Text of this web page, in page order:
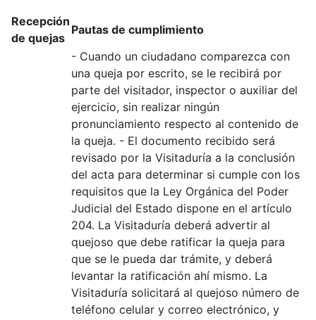
Recepción
de quejas
Pautas de cumplimiento
- Cuando un ciudadano comparezca con
una queja por escrito, se le recibirá por
parte del visitador, inspector o auxiliar del
ejercicio, sin realizar ningún
pronunciamiento respecto al contenido de
la queja. - El documento recibido será
revisado por la Visitaduría a la conclusión
del acta para determinar si cumple con los
requisitos que la Ley Orgánica del Poder
Judicial del Estado dispone en el artículo
204. La Visitaduría deberá advertir al
quejoso que debe ratificar la queja para
que se le pueda dar trámite, y deberá
levantar la ratificación ahí mismo. La
Visitaduría solicitará al quejoso número de
teléfono celular y correo electrónico, y